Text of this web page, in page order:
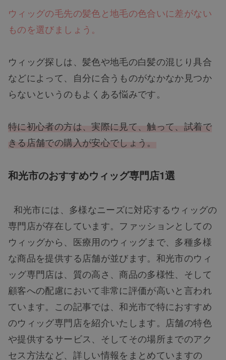
ウィッグの毛先の髪色と地毛の色合いに差がない
ものを選びましょう。
ウィッグ探しは、髪色や地毛の白髪の混じり具合
などによって、自分に合うものがなかなか見つか
らないというのもよくある悩みです。
特に初心者の方は、実際に見て、触って、試着で
きる店舗での購入が安心でしょう。
和光市のおすすめウィッグ専門店1選
和光市には、多様なニーズに対応するウィッグの
専門店が存在しています。ファッションとしての
ウィッグから、医療用のウィッグまで、多種多様
な商品を提供する店舗が並びます。和光市のウィ
ッグ専門店は、質の高さ、商品の多様性、そして
顧客への配慮において非常に評価が高いと言われ
ています。この記事では、和光市で特におすすめ
のウィッグ専門店を紹介いたします。店舗の特色
や提供するサービス、そしてその場所までのアク
セス方法など、詳しい情報をまとめていますの